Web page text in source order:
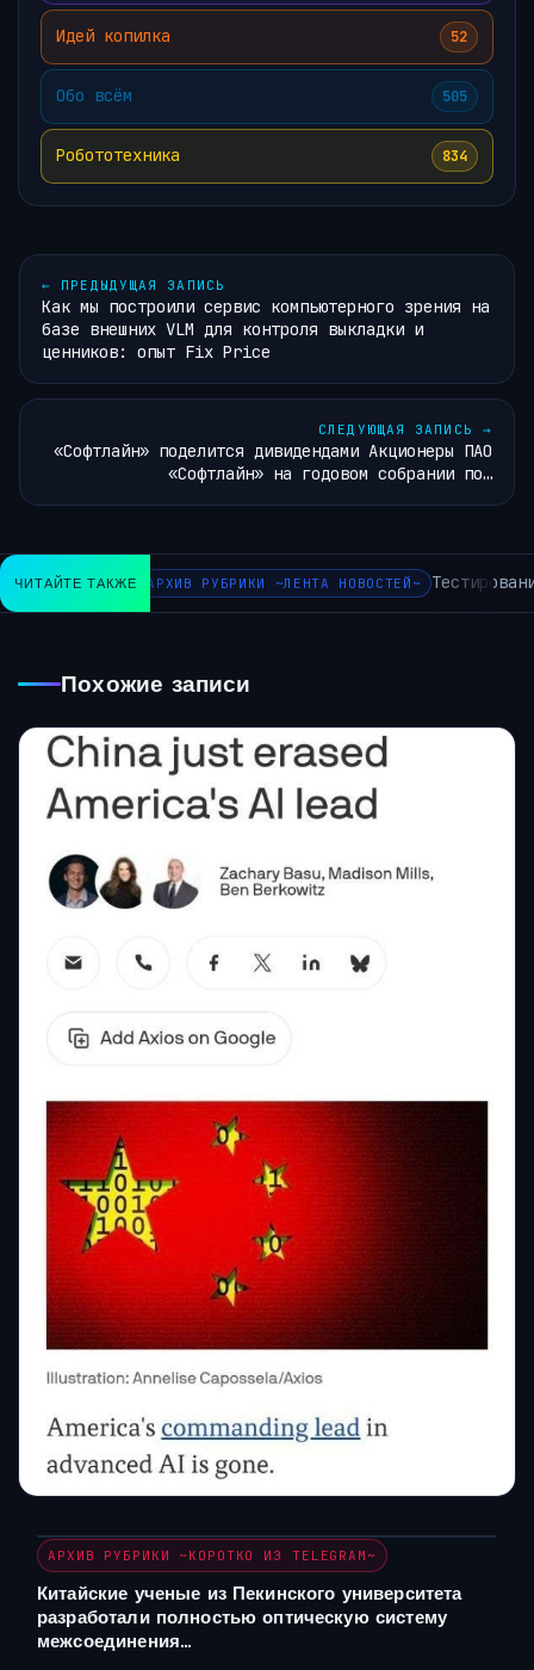
Идей копилка 52
Обо всём 505
Робототехника 834
← ПРЕДЫДУЩАЯ ЗАПИСЬ
Как мы построили сервис компьютерного зрения на
базе внешних VLM для контроля выкладки и
ценников: опыт Fix Price
СЛЕДУЮЩАЯ ЗАПИСЬ →
«Софтлайн» поделится дивидендами Акционеры ПАО
«Софтлайн» на годовом собрании по…
ЧИТАЙТЕ ТАКЖЕ АРХИВ РУБРИКИ ~ЛЕНТА НОВОСТЕЙ~
Похожие записи
АРХИВ РУБРИКИ ~КОРОТКО ИЗ TELEGRAM~
Китайские ученые из Пекинского университета
разработали полностью оптическую систему
межсоединения…